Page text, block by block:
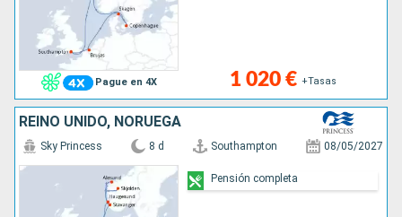
Pague en 4X 1 020 € +Tasas
REINO UNIDO, NORUEGA
Sky Princess 8 d Southampton 08/05/2027
Pensión completa